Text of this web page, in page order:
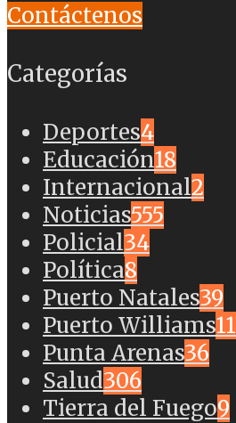
Contáctenos
Categorías
Deportes4
Educación18
Internacional2
Noticias555
Policial34
Política8
Puerto Natales39
Puerto Williams11
Punta Arenas36
Salud306
Tierra del Fuego9